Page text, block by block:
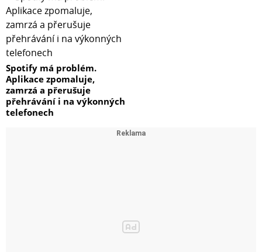
Spotify má problém.
Aplikace zpomaluje,
zamrzá a přerušuje
přehrávání i na výkonných
telefonech